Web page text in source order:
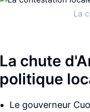
La
La chute
politique
Le gouverneur